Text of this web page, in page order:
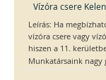
Vízóra csere
Leírás: Ha
vízóra csere vagy
hiszen a 11.
Munkatársaink nagy